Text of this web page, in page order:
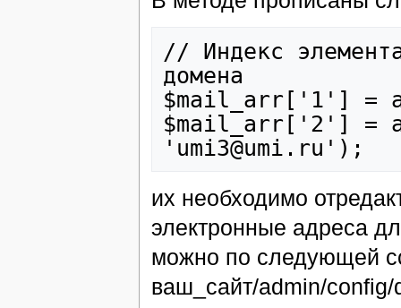
// Индекс
домена
$mail_arr['1'] =
$mail_arr['2'] =
их необходимо
электронные адреса
можно по следующей
ваш_сайт/admin/